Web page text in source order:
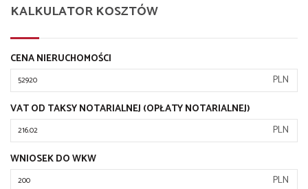
KALKULATOR KOSZTÓW
CENA NIERUCHOMOŚCI
PLN
VAT OD TAKSY NOTARIALNEJ (OPŁATY NOTARIALNEJ)
PLN
WNIOSEK DO WKW
PLN